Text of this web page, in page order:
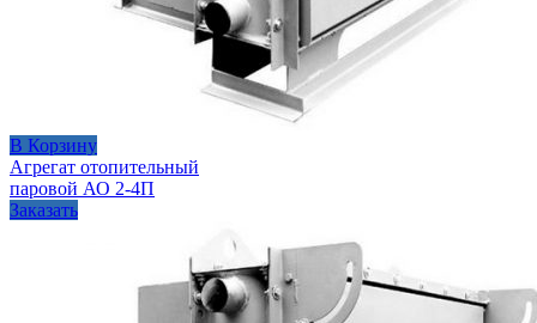
В Корзину
Агрегат отопительный
паровой АО 2-4П
Заказать